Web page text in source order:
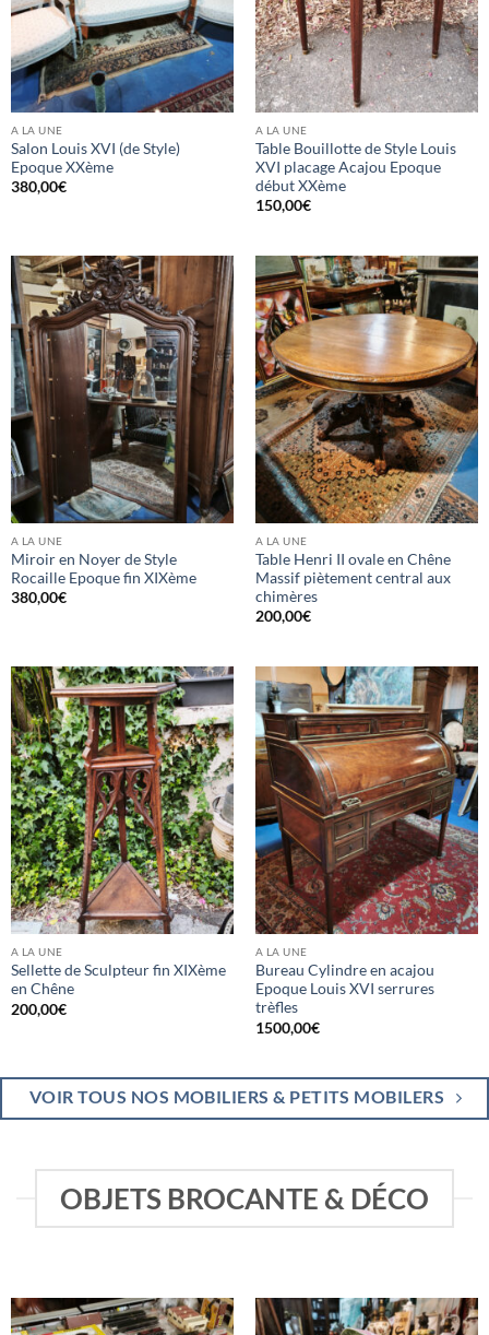
A LA UNE
Salon Louis XVI (de Style)
Epoque XXème
380,00€
A LA UNE
Table Bouillotte de Style Louis
XVI placage Acajou Epoque
début XXème
150,00€
A LA UNE
Miroir en Noyer de Style
Rocaille Epoque fin XIXème
380,00€
A LA UNE
Table Henri II ovale en Chêne
Massif piètement central aux
chimères
200,00€
A LA UNE
Sellette de Sculpteur fin XIXème
en Chêne
200,00€
A LA UNE
Bureau Cylindre en acajou
Epoque Louis XVI serrures
trèfles
1500,00€
VOIR TOUS NOS MOBILIERS & PETITS MOBILERS
OBJETS BROCANTE & DÉCO